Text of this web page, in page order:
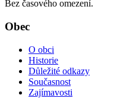
Bez časového omezení.
Obec
O obci
Historie
Důležité odkazy
Současnost
Zajímavosti